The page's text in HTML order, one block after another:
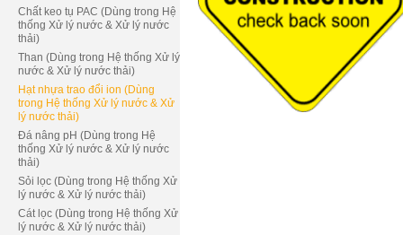
Chất keo tụ PAC (Dùng trong Hệ
thống Xử lý nước & Xử lý nước
thải)
Than (Dùng trong Hệ thống Xử lý
nước & Xử lý nước thải)
Hạt nhựa trao đổi ion (Dùng
trong Hệ thống Xử lý nước & Xử
lý nước thải)
Đá nâng pH (Dùng trong Hệ
thống Xử lý nước & Xử lý nước
thải)
Sỏi lọc (Dùng trong Hệ thống Xử
lý nước & Xử lý nước thải)
Cát lọc (Dùng trong Hệ thống Xử
lý nước & Xử lý nước thải)